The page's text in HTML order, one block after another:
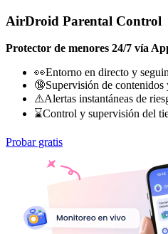
AirDroid Parental Control
Protector de menores 24/7 vía
👀Entorno en directo y
🔞Supervisión de
⚠Alertas instantáneas de
⌛Control y supervisión del
Probar gratis